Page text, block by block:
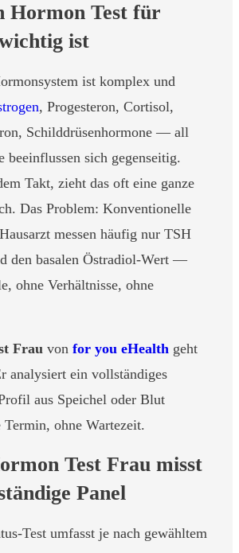
Hormon Test für
ist
ist komplex und
, Progesteron, Cortisol,
Schilddrüsenhormone — all
beeinflussen sich gegenseitig.
Takt, zieht das oft eine ganze
Das Problem: Konventionelle
messen häufig nur TSH
den basalen Östradiol-Wert —
ohne Verhältnisse, ohne
Frau von for you eHealth geht
analysiert ein vollständiges
aus Speichel oder Blut
ohne Wartezeit.
Test Frau misst
Panel
Test umfasst je nach gewähltem